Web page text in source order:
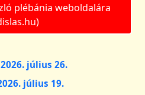
plébánia weboldalára
július 26.
július 19.